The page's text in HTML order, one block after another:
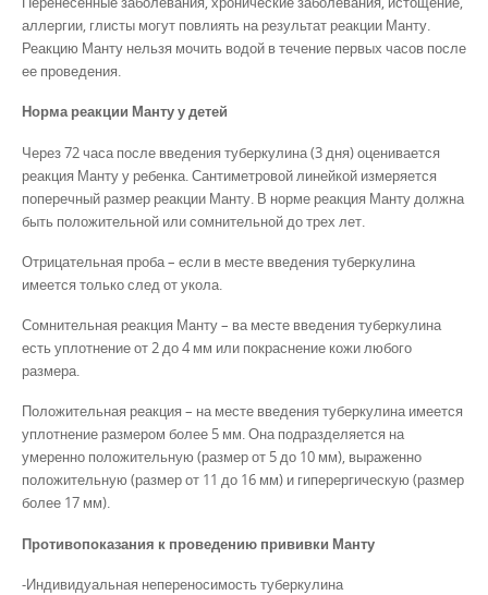
аллергии, глисты могут повлиять на результат реакции Манту.
Реакцию Манту нельзя мочить водой в течение первых часов после
ее проведения.
Норма реакции Манту у детей
Через 72 часа после введения туберкулина (3 дня) оценивается
реакция Манту у ребенка. Сантиметровой линейкой измеряется
поперечный размер реакции Манту. В норме реакция Манту должна
быть положительной или сомнительной до трех лет.
Отрицательная проба – если в месте введения туберкулина
имеется только след от укола.
Сомнительная реакция Манту – ва месте введения туберкулина
есть уплотнение от 2 до 4 мм или покраснение кожи любого
размера.
Положительная реакция – на месте введения туберкулина имеется
уплотнение размером более 5 мм. Она подразделяется на
умеренно положительную (размер от 5 до 10 мм), выраженно
положительную (размер от 11 до 16 мм) и гиперергическую (размер
более 17 мм).
Противопоказания к проведению прививки Манту
-Индивидуальная непереносимость туберкулина